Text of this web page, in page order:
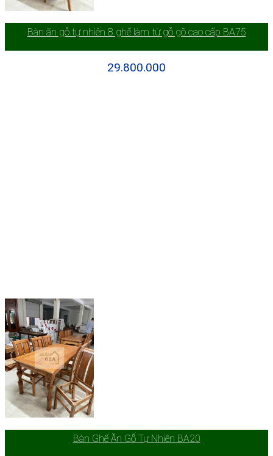
Bàn ăn gỗ tự nhiên 8 ghế làm từ gỗ gõ cao cấp BA75
29.800.000
Bàn Ghế Ăn Gỗ Tự Nhiên BA20